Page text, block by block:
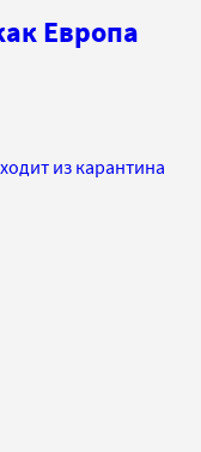
Европа
из карантина